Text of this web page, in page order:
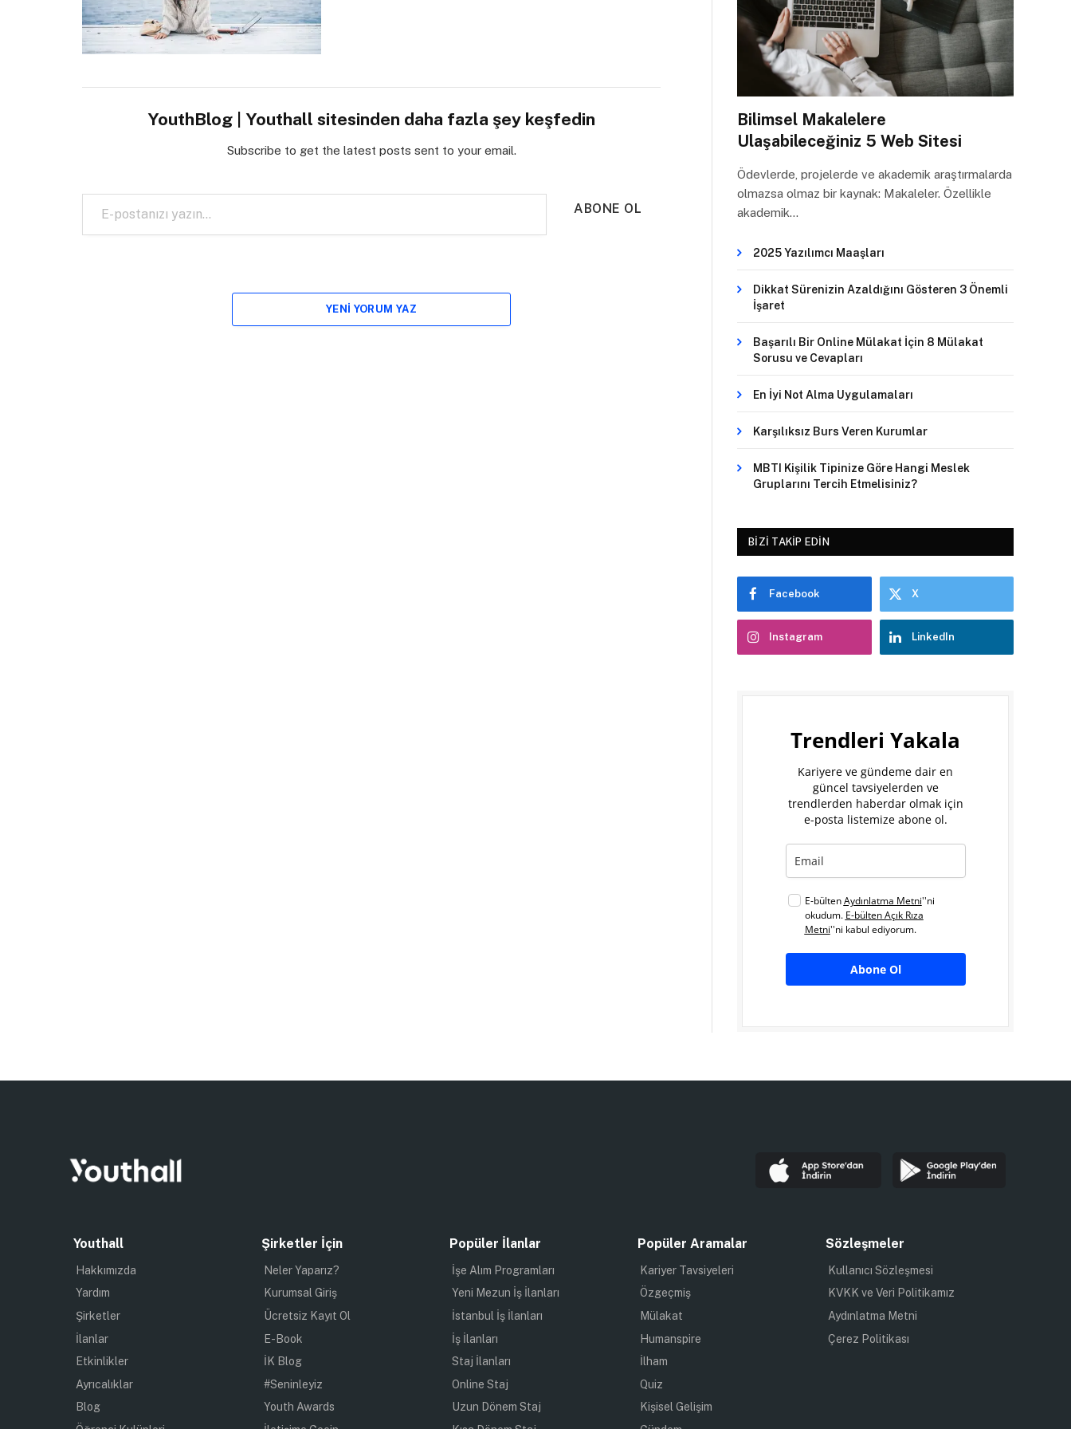
YouthBlog | Youthall sitesinden daha fazla şey keşfedin
Subscribe to get the latest posts sent to your email.
E-postanızı yazın…
ABONE OL
YENI YORUM YAZ
Bilimsel Makalelere
Ulaşabileceğiniz 5 Web Sitesi
Ödevlerde, projelerde ve akademik araştırmalarda
olmazsa olmaz bir kaynak: Makaleler. Özellikle
akademik…
2025 Yazılımcı Maaşları
Dikkat Sürenizin Azaldığını Gösteren 3 Önemli
İşaret
Başarılı Bir Online Mülakat İçin 8 Mülakat
Sorusu ve Cevapları
En İyi Not Alma Uygulamaları
Karşılıksız Burs Veren Kurumlar
MBTI Kişilik Tipinize Göre Hangi Meslek
Gruplarını Tercih Etmelisiniz?
BIZI TAKIP EDIN
Facebook X
Instagram LinkedIn
Trendleri Yakala
Kariyere ve gündeme dair en
güncel tavsiyelerden ve
trendlerden haberdar olmak için
e-posta listemize abone ol.
E-bültenAydınlatma Metni''ni
okudum. E-bülten Açık Rıza
Metni''ni kabul ediyorum.
Abone Ol
Youthall
Hakkımızda
Yardım
Şirketler
İlanlar
Etkinlikler
Ayrıcalıklar
Blog
Şirketler İçin
Neler Yaparız?
Kurumsal Giriş
Ücretsiz Kayıt Ol
E-Book
İK Blog
#Seninleyiz
Youth Awards
Popüler İlanlar
İşe Alım Programları
Yeni Mezun İş İlanları
İstanbul İş İlanları
İş İlanları
Staj İlanları
Online Staj
Uzun Dönem Staj
Popüler Aramalar
Kariyer Tavsiyeleri
Özgeçmiş
Mülakat
Humanspire
İlham
Quiz
Kişisel Gelişim
Sözleşmeler
Kullanıcı Sözleşmesi
KVKK ve Veri Politikamız
Aydınlatma Metni
Çerez Politikası